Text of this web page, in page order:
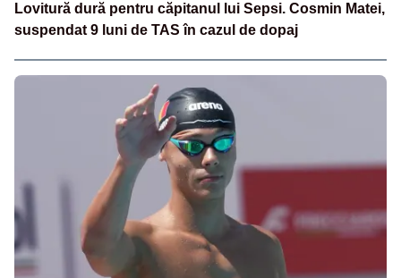
Lovitură dură pentru căpitanul lui Sepsi. Cosmin Matei,
suspendat 9 luni de TAS în cazul de dopaj